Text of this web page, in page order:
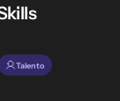
Talento